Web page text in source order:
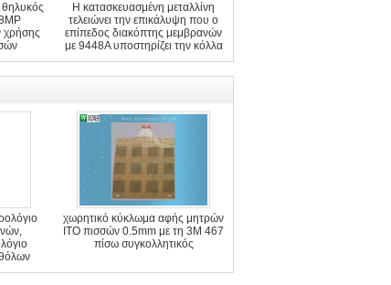
χρήσης
Η κατασκευασμένη μεταλλίνη
τελειώνει την επικάλυψη που ο
επίπεδος διακόπτης μεμβρανών
με 9448A υποστηρίζει την κόλλα
χωρητικό κύκλωμα αφής μητρών
ITO πισσών 0.5mm με τη 3M 467
πίσω συγκολλητικός